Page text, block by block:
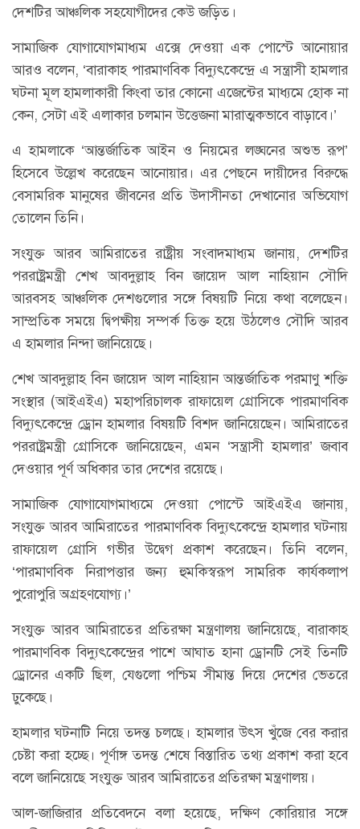
দেশটির আঞ্চলিক সহযোগীদের কেউ জড়িত।
সামাজিক যোগাযোগমাধ্যম এক্সে দেওয়া এক পোস্টে আনোয়ার
আরও বলেন, ‘বারাকাহ পারমাণবিক বিদ্যুৎকেন্দ্রে এ সন্ত্রাসী হামলার
ঘটনা মূল হামলাকারী কিংবা তার কোনো এজেন্টের মাধ্যমে হোক না
কেন, সেটা এই এলাকার চলমান উত্তেজনা মারাত্মকভাবে বাড়াবে।’
এ হামলাকে ‘আন্তর্জাতিক আইন ও নিয়মের লঙ্ঘনের অশুভ রূপ’
হিসেবে উল্লেখ করেছেন আনোয়ার। এর পেছনে দায়ীদের বিরুদ্ধে
বেসামরিক মানুষের জীবনের প্রতি উদাসীনতা দেখানোর অভিযোগ
তোলেন তিনি।
সংযুক্ত আরব আমিরাতের রাষ্ট্রীয় সংবাদমাধ্যম জানায়, দেশটির
পররাষ্ট্রমন্ত্রী শেখ আবদুল্লাহ বিন জায়েদ আল নাহিয়ান সৌদি
আরবসহ আঞ্চলিক দেশগুলোর সঙ্গে বিষয়টি নিয়ে কথা বলেছেন।
সাম্প্রতিক সময়ে দ্বিপক্ষীয় সম্পর্ক তিক্ত হয়ে উঠলেও সৌদি আরব
এ হামলার নিন্দা জানিয়েছে।
শেখ আবদুল্লাহ বিন জায়েদ আল নাহিয়ান আন্তর্জাতিক পরমাণু শক্তি
সংস্থার (আইএইএ) মহাপরিচালক রাফায়েল গ্রোসিকে পারমাণবিক
বিদ্যুৎকেন্দ্রে ড্রোন হামলার বিষয়টি বিশদ জানিয়েছেন। আমিরাতের
পররাষ্ট্রমন্ত্রী গ্রোসিকে জানিয়েছেন, এমন ‘সন্ত্রাসী হামলার’ জবাব
দেওয়ার পূর্ণ অধিকার তার দেশের রয়েছে।
সামাজিক যোগাযোগমাধ্যমে দেওয়া পোস্টে আইএইএ জানায়,
সংযুক্ত আরব আমিরাতের পারমাণবিক বিদ্যুৎকেন্দ্রে হামলার ঘটনায়
রাফায়েল গ্রোসি গভীর উদ্বেগ প্রকাশ করেছেন। তিনি বলেন,
‘পারমাণবিক নিরাপত্তার জন্য হুমকিস্বরূপ সামরিক কার্যকলাপ
পুরোপুরি অগ্রহণযোগ্য।’
সংযুক্ত আরব আমিরাতের প্রতিরক্ষা মন্ত্রণালয় জানিয়েছে, বারাকাহ
পারমাণবিক বিদ্যুৎকেন্দ্রের পাশে আঘাত হানা ড্রোনটি সেই তিনটি
ড্রোনের একটি ছিল, যেগুলো পশ্চিম সীমান্ত দিয়ে দেশের ভেতরে
ঢুকেছে।
হামলার ঘটনাটি নিয়ে তদন্ত চলছে। হামলার উৎস খুঁজে বের করার
চেষ্টা করা হচ্ছে। পূর্ণাঙ্গ তদন্ত শেষে বিস্তারিত তথ্য প্রকাশ করা হবে
বলে জানিয়েছে সংযুক্ত আরব আমিরাতের প্রতিরক্ষা মন্ত্রণালয়।
আল-জাজিরার প্রতিবেদনে বলা হয়েছে, দক্ষিণ কোরিয়ার সঙ্গে